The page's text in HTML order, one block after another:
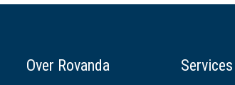
Over Rovanda Services